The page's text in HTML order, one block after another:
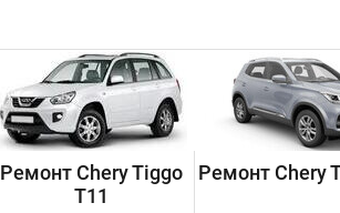
Ремонт Chery Tiggo
T11
Ремонт Chery